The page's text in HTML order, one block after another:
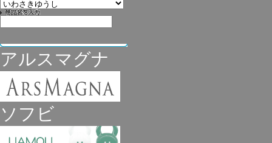
アルスマグナ
ソフビ